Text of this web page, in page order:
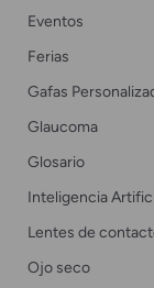
Eventos
Ferias
Gafas
Glaucoma
Glosario
Inteligencia
Lentes de
Ojo seco